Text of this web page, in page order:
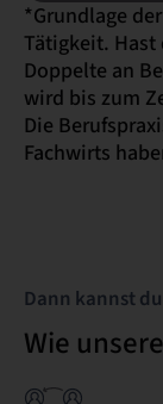
*Grundlage
Tätigkeit.
Doppelte an
wird bis zum
Die
Fachwirts
Dann kannst
Wie